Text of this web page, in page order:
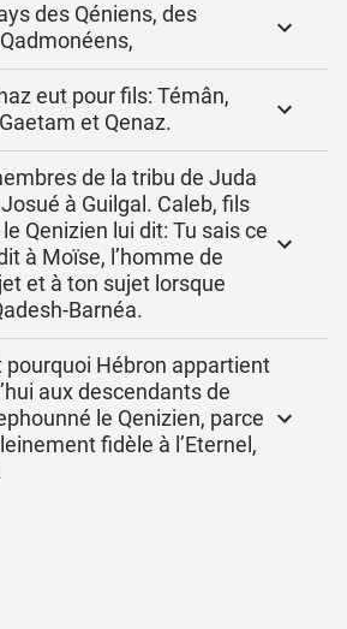
des Qéniens, des
eut pour fils: Témân,
et Qenaz.
de la tribu de Juda
à Guilgal. Caleb, fils
Qenizien lui dit: Tu sais ce
à Moïse, l’homme de
et à ton sujet lorsque
Barnéa.
pourquoi Hébron appartient
aux descendants de
le Qenizien, parce
fidèle à l’Eternel,